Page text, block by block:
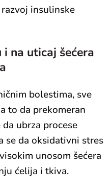
insulinske
na uticaj šećera
bolestima, sve
to da prekomeran
ubrza procese
se da oksidativni stres
unosom šećera
ćelija i tkiva.